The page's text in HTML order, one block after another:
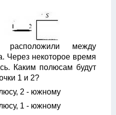
расположили между
Через некоторое время
Каким полюсам будут
1 и 2?
2 - южному
1 - южному